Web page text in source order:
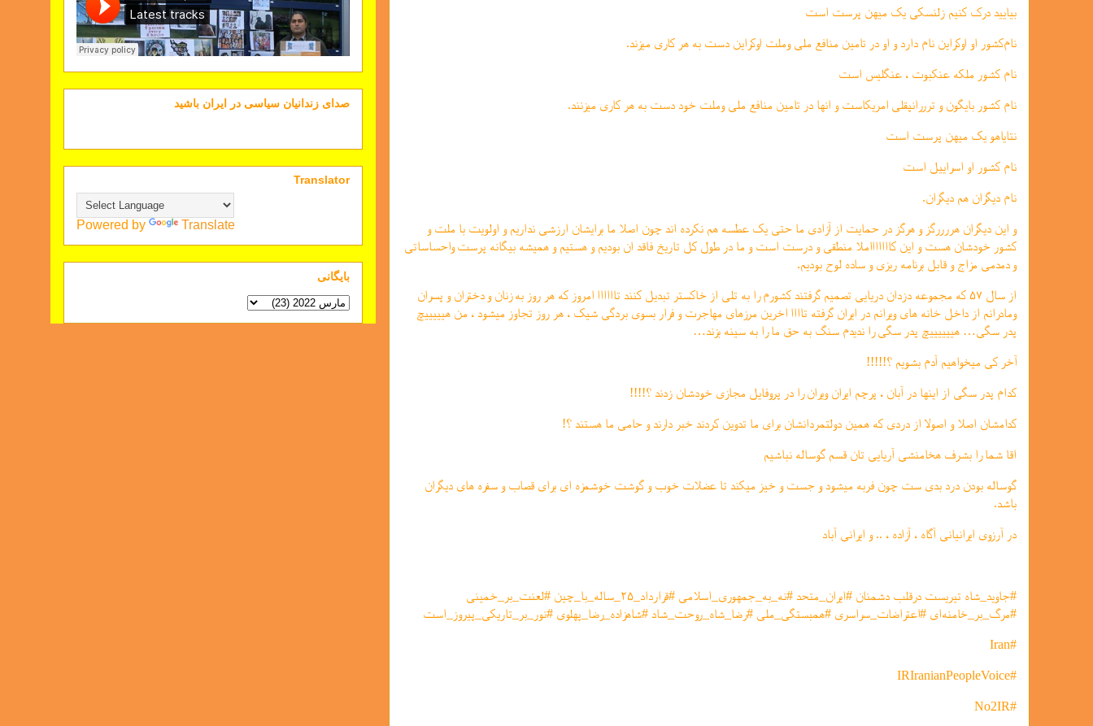
بیایید درک کنیم زلنسکی یک میهن پرست است
نام‌کشور او اوکراین نام دارد و او در تامین منافع ملی و‌ملت اوکراین دست به هر کاری میزند.
نام کشور ملکه عنکبوت ، عنگلیس است
نام کشور بایگون و ترررانپقلی امریکاست و انها در تامین منافع ملی و‌ملت خود دست به هر کاری میزنند.
نتایاهو یک میهن پرست است
نام کشور او اسراییل است
نام دیگران هم دیگران.
و این دیگران هررررگز و هرگز در حمایت از آزادی ما حتی یک عطسه هم نکرده اند چون اصلا ما برایشان ارزشی نداریم و اولویت با ملت و
کشور خودشان هست و این کاااااااملا منطقی و درست است و ما در طول کل تاریخ فاقد ان بودیم و هستیم و همیشه بیگانه پرست واحساساتی
و دمدمی مزاج و قابل برنامه ریزی و ساده لوح بودیم.
از سال ۵۷ که مجموعه دزدان دریایی تصمیم گرفتند کشورم را به تلی از خاکستر تبدیل کنند تاااااا امروز که هر روز به زنان و دختران و پسران
و‌مادرانم از داخل خانه های ویرانم در ایران گرفته تاااا اخرین مرزهای مهاجرت و فرار بسوی بردگی شیک ، هر روز تجاوز میشود ، من هیییییچ
پدر سگی… هییییییچ پدر سگی را ندیدم سنگ به حق ما را به سینه بزند…
آخر کی میخواهیم آدم بشویم ؟!!!!!
کدام پدر سگی از اینها در آبان ، پرچم ایران ویران را در پروفایل مجازی خودشان زدند ؟!!!!
کدامشان اصلا و اصولا از دردی که همین دولتمردانشان برای ما تدوین‌ کردند خبر دارند و حامی ما هستند ؟!
اقا شما را بشرف هخامنشی آریایی تان قسم گوساله نباشیم
گوساله بودن درد بدی ست چون فربه میشود و جست و خیز میکند تا عضلات خوب و گوشت خوشمزه ای برای قصاب و سفره های دیگران
باشد.
در آرزوی ایرانیانی آگاه ، آزاده ، .. و ایرانی آباد
#جاوید_شاه تیریست درقلب دشمنان #ایران_متحد #نه_به_جمهوری_اسلامی #قرارداد_۲۵_ساله_با_چین #لعنت_بر_خمینی
#مرگ_بر_خامنه‌ای #اعتراضات_سراسری #همبستگی_ملی #رضا_شاه_روحت_شاد #شاهزاده_رضا_پهلوی #نور_بر_تاریکی_پیروز_است
#Iran
#IRIranianPeopleVoice
#No2IR
صدای زندانیان سیاسی در ایران باشید
Translator
Powered by Translate
بايگانی